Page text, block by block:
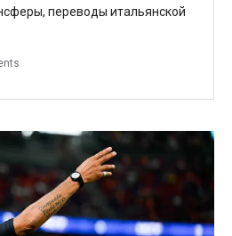
переводы итальянской